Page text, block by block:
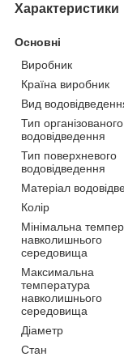
Характеристики
Основні
Виробник
Країна виробник
Вид
Тип організованого
водовідведення
Тип поверхневого
водовідведення
Матеріал
Колір
Мінімальна
навколишнього
середовища
Максимальна
температура
навколишнього
середовища
Діаметр
Стан